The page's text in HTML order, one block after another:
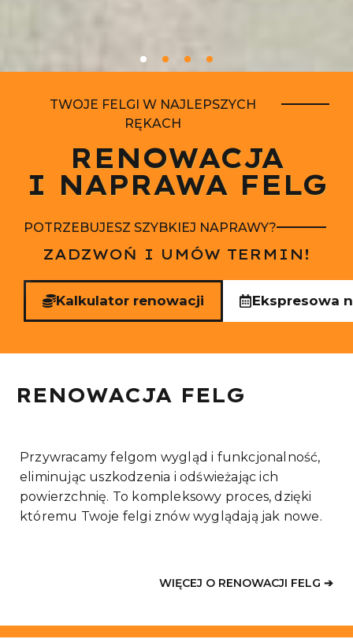
TWOJE FELGI W NAJLEPSZYCH
RĘKACH
RENOWACJA
I NAPRAWA FELG
POTRZEBUJESZ SZYBKIEJ NAPRAWY?
ZADZWOŃ I UMÓW TERMIN!
Kalkulator renowacji Ekspresowa
RENOWACJA FELG
Przywracamy felgom wygląd i funkcjonalność,
eliminując uszkodzenia i odświeżając ich
powierzchnię. To kompleksowy proces, dzięki
któremu Twoje felgi znów wyglądają jak nowe.
WIĘCEJ O RENOWACJI FELG ➔